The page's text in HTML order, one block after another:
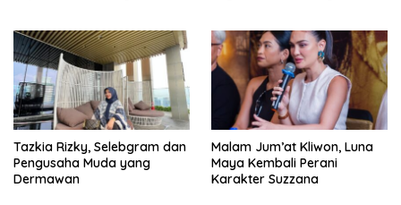
Tazkia Rizky, Selebgram dan
Pengusaha Muda yang
Dermawan
Malam Jum’at Kliwon, Luna
Maya Kembali Perani
Karakter Suzzana